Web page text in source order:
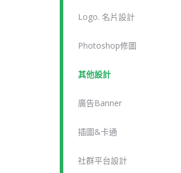
Logo. 名片設計
Photoshop修圖
其他設計
廣告Banner
插圖&卡通
社群平台設計